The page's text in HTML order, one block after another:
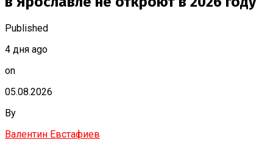
Published
4 дня ago
on
05.08.2026
By
Валентин Евстафиев